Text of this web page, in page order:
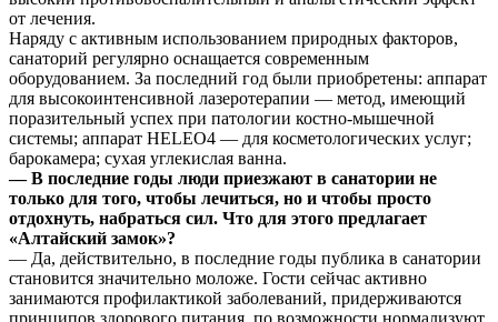
от лечения.
Наряду с активным использованием природных факторов,
санаторий регулярно оснащается современным
оборудованием. За последний год были приобретены: аппарат
для высокоинтенсивной лазеротерапии — метод, имеющий
поразительный успех при патологии костно-мышечной
системы; аппарат HELEO4 — для косметологических услуг;
барокамера; сухая углекислая ванна.
— В последние годы люди приезжают в санатории не
только для того, чтобы лечиться, но и чтобы просто
отдохнуть, набраться сил. Что для этого предлагает
«Алтайский замок»?
— Да, действительно, в последние годы публика в санатории
становится значительно моложе. Гости сейчас активно
занимаются профилактикой заболеваний, придерживаются